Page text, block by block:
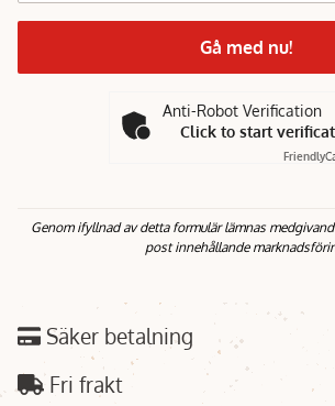
Gå med nu!
Anti-Robot Verification
Click to start
Friendly
Genom ifyllnad av detta formulär lämnas
post innehållande
Säker betalning
Fri frakt